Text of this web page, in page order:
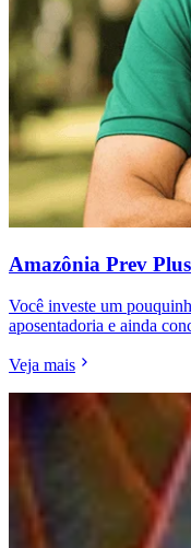
Amazônia Prev Plus
Você investe um
aposentadoria e ainda
Veja mais